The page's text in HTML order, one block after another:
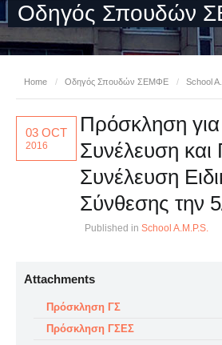
Οδηγός Σπουδών
Home / Οδηγός Σπουδών ΣΕΜΦΕ / School
03 OCT
2016
Πρόσκληση για
Συνέλευση και
Συνέλευση
Σύνθεσης την
Published in School A.M.P.S.
Attachments
Πρόσκληση ΓΣ
Πρόσκληση ΓΣΕΣ